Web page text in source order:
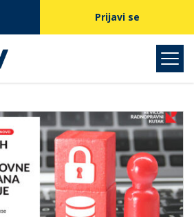
Prijavi se